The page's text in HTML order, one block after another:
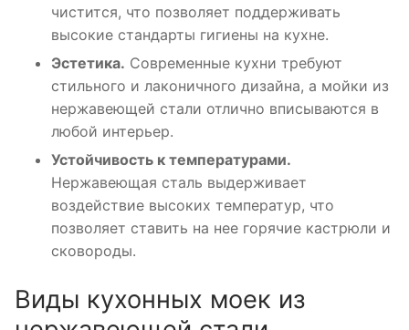
чистится, что позволяет поддерживать
высокие стандарты гигиены на кухне.
Эстетика. Современные кухни требуют
стильного и лаконичного дизайна, а мойки из
нержавеющей стали отлично вписываются в
любой интерьер.
Устойчивость к температурами.
Нержавеющая сталь выдерживает
воздействие высоких температур, что
позволяет ставить на нее горячие кастрюли и
сковороды.
Виды кухонных моек из